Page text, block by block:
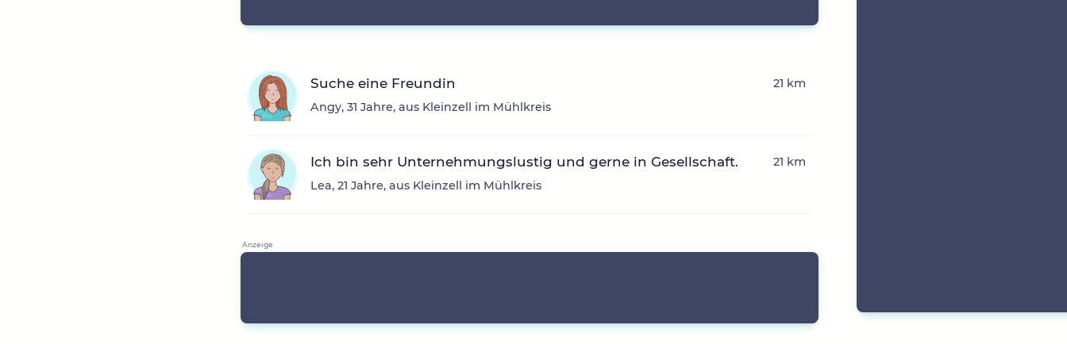
Suche eine Freundin
Angy, 31 Jahre, aus Kleinzell im Mühlkreis
21 km
Ich bin sehr Unternehmungslustig und gerne in Gesellschaft.
Lea, 21 Jahre, aus Kleinzell im Mühlkreis
21 km